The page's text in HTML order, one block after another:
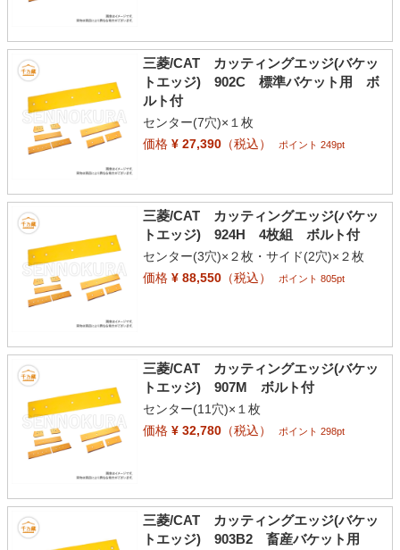
三菱/CAT カッティングエッジ(バケッ
トエッジ) 902C 標準バケット用 ボ
ルト付
センター(7穴)×１枚
価格¥ 27,390（税込） ポイント 249pt
三菱/CAT カッティングエッジ(バケッ
トエッジ) 924H 4枚組 ボルト付
センター(3穴)×２枚・サイド(2穴)×２枚
価格¥ 88,550（税込） ポイント 805pt
三菱/CAT カッティングエッジ(バケッ
トエッジ) 907M ボルト付
センター(11穴)×１枚
価格¥ 32,780（税込） ポイント 298pt
三菱/CAT カッティングエッジ(バケッ
トエッジ) 903B2 畜産バケット用